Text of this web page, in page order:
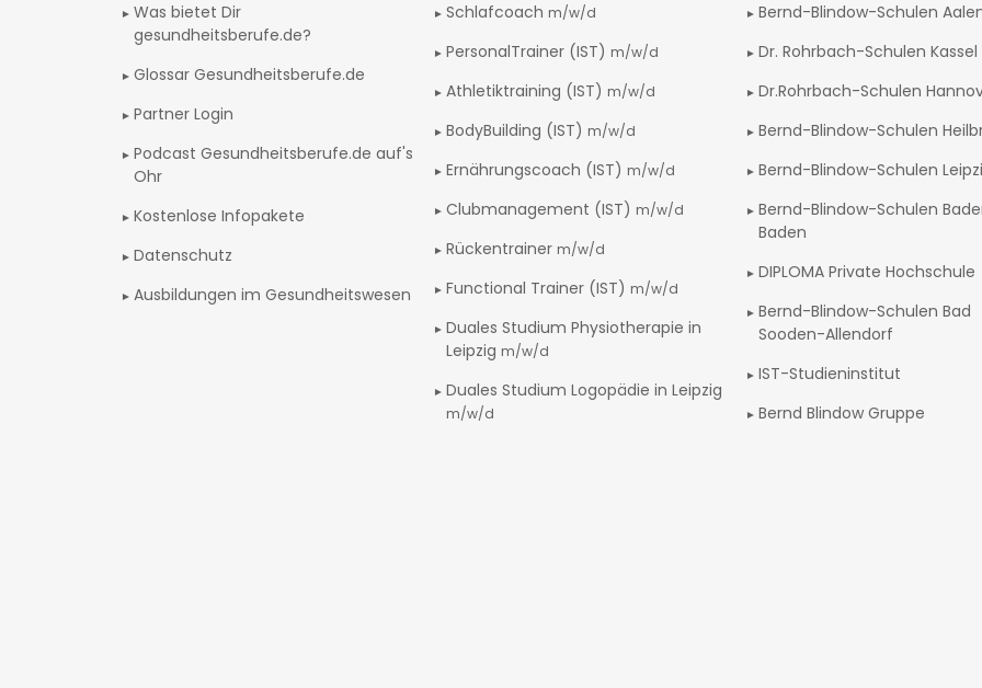
Was bietet Dir
gesundheitsberufe.de?
Glossar Gesundheitsberufe.de
Partner Login
Podcast Gesundheitsberufe.de auf's
Ohr
Kostenlose Infopakete
Datenschutz
Ausbildungen im Gesundheitswesen
Schlafcoach m/w/d
PersonalTrainer (IST) m/w/d
Athletiktraining (IST) m/w/d
BodyBuilding (IST) m/w/d
Ernährungscoach (IST) m/w/d
Clubmanagement (IST) m/w/d
Rückentrainer m/w/d
Functional Trainer (IST) m/w/d
Duales Studium Physiotherapie in
Leipzig m/w/d
Duales Studium Logopädie in Leipzig
m/w/d
Bernd-Blindow-Schulen
Dr. Rohrbach-Schulen Kassel
Dr.Rohrbach-Schulen
Bernd-Blindow-Schulen
Bernd-Blindow-Schulen
Bernd-Blindow-Schulen
Baden
DIPLOMA Private Hochschule
Bernd-Blindow-Schulen Bad
Sooden-Allendorf
IST-Studieninstitut
Bernd Blindow Gruppe